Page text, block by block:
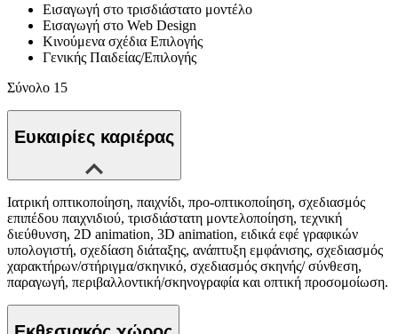
Εισαγωγή στο τρισδιάστατο μοντέλο
Εισαγωγή στο Web Design
Κινούμενα σχέδια Επιλογής
Γενικής Παιδείας/Επιλογής
Σύνολο 15
Ευκαιρίες καριέρας
Ιατρική οπτικοποίηση, παιχνίδι, προ-οπτικοποίηση, σχεδιασμός
επιπέδου παιχνιδιού, τρισδιάστατη μοντελοποίηση, τεχνική
διεύθυνση, 2D animation, 3D animation, ειδικά εφέ γραφικών
υπολογιστή, σχεδίαση διάταξης, ανάπτυξη εμφάνισης, σχεδιασμός
χαρακτήρων/στήριγμα/σκηνικό, σχεδιασμός σκηνής/ σύνθεση,
παραγωγή, περιβαλλοντική/σκηνογραφία και οπτική προσομοίωση.